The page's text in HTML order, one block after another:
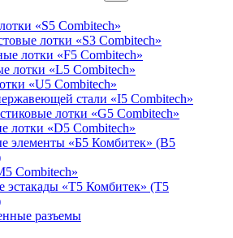
«S5 Combitech»
лотки «S3 Combitech»
лотки «F5 Combitech»
лотки «L5 Combitech»
«U5 Combitech»
стали «I5 Combitech»
лотки «G5 Combitech»
лотки «D5 Combitech»
элементы «Б5 Комбитек» (B5
Combitech»
эстакады «Т5 Комбитек» (T5
разъемы